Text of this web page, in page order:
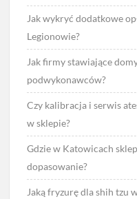
Jak wykryć dodatkowe
Legionowie?
Jak firmy stawiające
podwykonawców?
Czy kalibracja i serwis
w sklepie?
Gdzie w Katowicach
dopasowanie?
Jaką fryzurę dla shih tzu